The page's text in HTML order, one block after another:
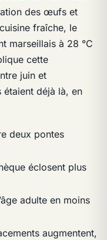
des œufs et
fraîche, le
marseillais à 28 °C
cette
juin et
étaient déjà là, en
deux pontes
éclosent plus
adulte en moins
augmentent,